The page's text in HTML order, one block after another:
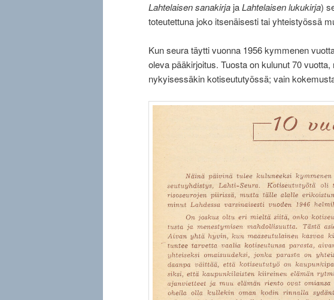
Lahtelaisen sanakirja jaLahtelaisen lukukirja)
toteutettuna joko itsenäisesti tai yhteistyössä
Kun seura täytti vuonna 1956 kymmenen
oleva pääkirjoitus. Tuosta on kulunut 70
nykyisessäkin kotiseututyössä; vain